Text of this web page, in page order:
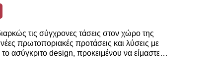
τις σύγχρονες τάσεις στον χώρο της
πρωτοποριακές προτάσεις και λύσεις με
ασύγκριτο design, προκειμένου να είμαστε